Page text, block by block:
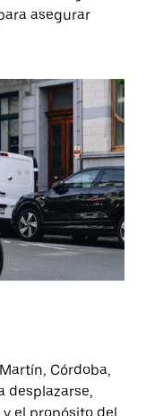
asegurar
Córdoba,
desplazarse,